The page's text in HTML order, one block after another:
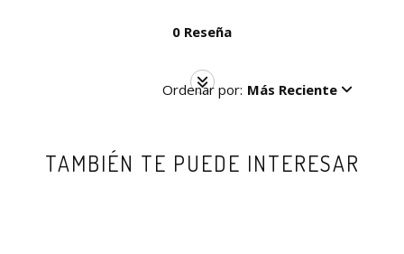
0 Reseña
Ordenar por: Más Reciente
TAMBIÉN TE PUEDE INTERESAR